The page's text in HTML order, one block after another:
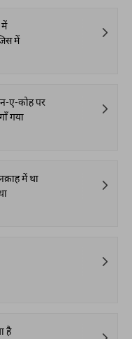
में
में
ए-कोह पर
गया
में था
है